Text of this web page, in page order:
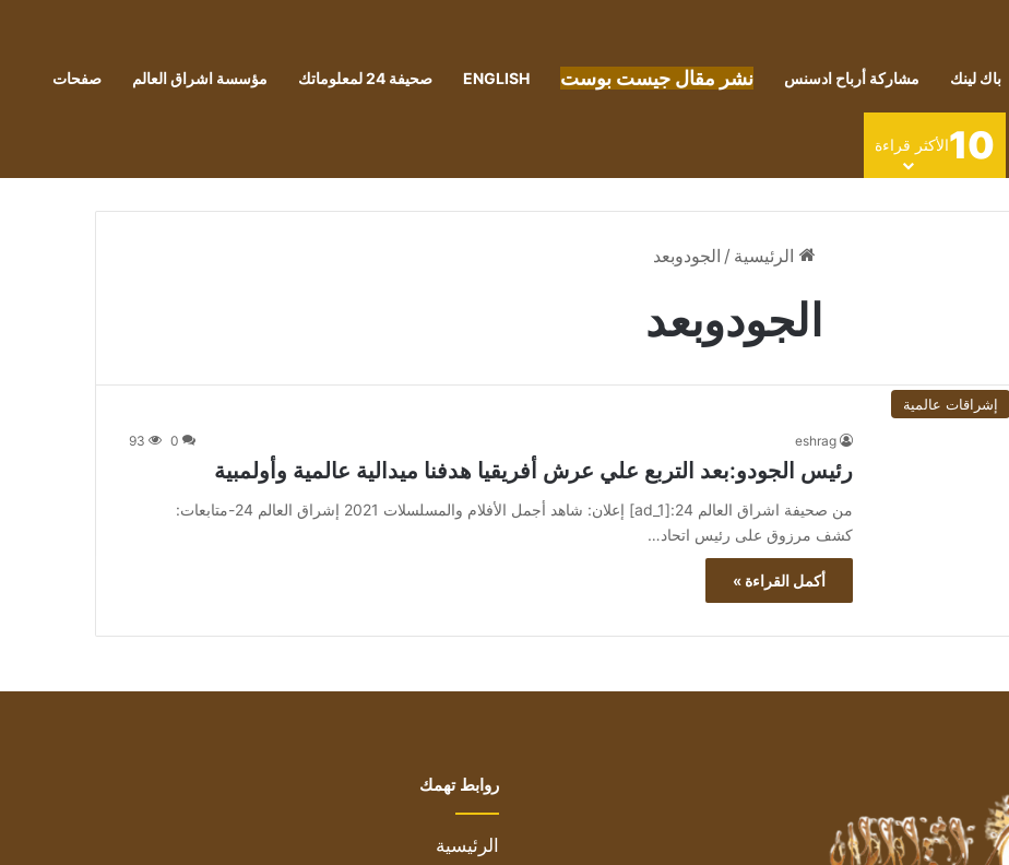
باك لينك مشاركة أرباح ادسنس نشر مقال جيست بوست ENGLISH صحيفة 24 لمعلوماتك مؤسسة اشراق العالم صفحات
10الأكثر قراءة
الرئيسية / الجودوبعد
الجودوبعد
إشراقات عالمية
eshrag
0
93
رئيس الجودو:بعد التربع علي عرش أفريقيا هدفنا ميدالية عالمية وأولمبية
من صحيفة اشراق العالم 24:[ad_1] إعلان: شاهد أجمل الأفلام والمسلسلات 2021 إشراق العالم 24-متابعات:
كشف مرزوق على رئيس اتحاد…
أكمل القراءة »
روابط تهمك
الرئيسية